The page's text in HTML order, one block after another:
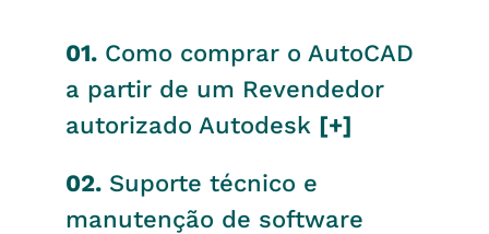
01. Como comprar o AutoCAD
a partir de um Revendedor
autorizado Autodesk [+]
02. Suporte técnico e
manutenção de software